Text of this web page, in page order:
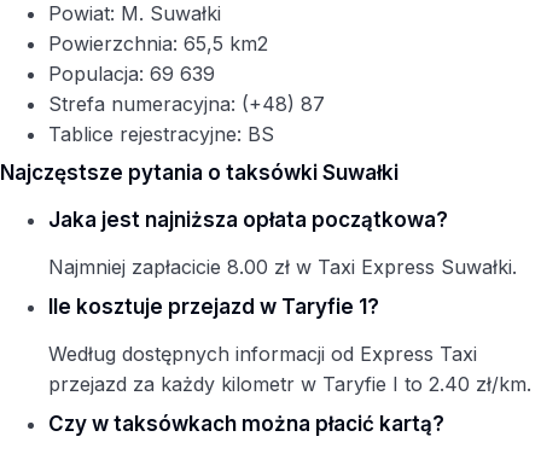
Powiat: M. Suwałki
Powierzchnia: 65,5 km2
Populacja: 69 639
Strefa numeracyjna: (+48) 87
Tablice rejestracyjne: BS
Najczęstsze pytania o taksówki Suwałki
Jaka jest najniższa opłata początkowa?
Najmniej zapłacicie 8.00 zł w Taxi Express Suwałki.
Ile kosztuje przejazd w Taryfie 1?
Według dostępnych informacji od Express Taxi
przejazd za każdy kilometr w Taryfie I to 2.40 zł/km.
Czy w taksówkach można płacić kartą?